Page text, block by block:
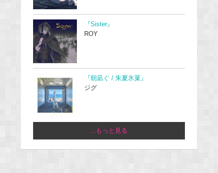
『Sister』
ROY
『朝凪ぐ / 朱夏氷菓』
ジグ
...もっと見る